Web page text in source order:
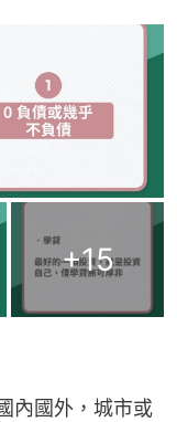
+15
內國外，城市或